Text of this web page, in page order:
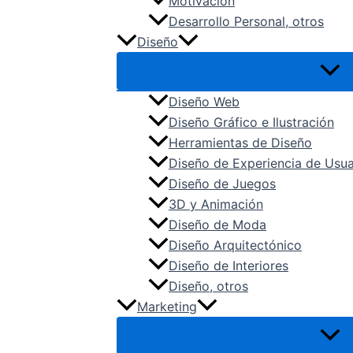
Desarrollo Personal, otros
Diseño
Diseño Web
Diseño Gráfico e Ilustración
Herramientas de Diseño
Diseño de Experiencia de
Diseño de Juegos
3D y Animación
Diseño de Moda
Diseño Arquitectónico
Diseño de Interiores
Diseño, otros
Marketing